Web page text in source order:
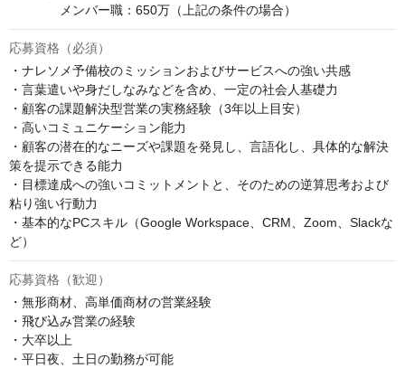
メンバー職：650万（上記の条件の場合）
応募資格（必須）
・ナレソメ予備校のミッションおよびサービスへの強い共感
・言葉遣いや身だしなみなどを含め、一定の社会人基礎力
・顧客の課題解決型営業の実務経験（3年以上目安）
・高いコミュニケーション能力
・顧客の潜在的なニーズや課題を発見し、言語化し、具体的な解決
策を提示できる能力
・目標達成への強いコミットメントと、そのための逆算思考および
粘り強い行動力
・基本的なPCスキル（Google Workspace、CRM、Zoom、Slackな
ど）
応募資格（歓迎）
・無形商材、高単価商材の営業経験
・飛び込み営業の経験
・大卒以上
・平日夜、土日の勤務が可能